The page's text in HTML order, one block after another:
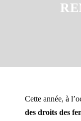
Cette année, à
des droits des